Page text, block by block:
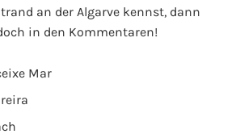
an der Algarve kennst, dann
in den Kommentaren!
Mar